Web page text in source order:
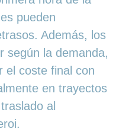
pueden
Además, los
según la demanda,
el coste final con
en trayectos
al